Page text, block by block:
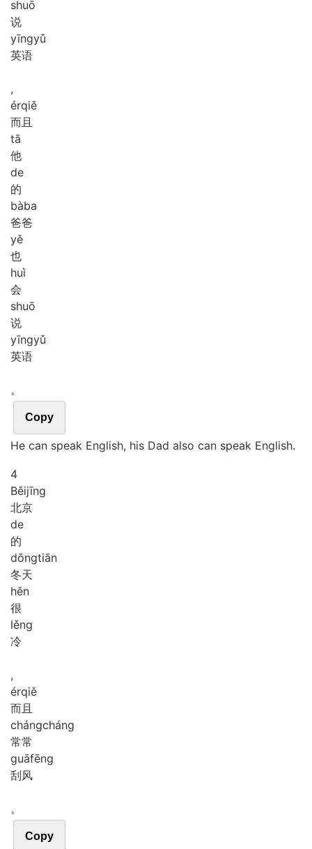
shuō
说
yīngyǔ
英语
,
érqiě
而且
tā
他
de
的
bàba
爸爸
yě
也
huì
会
shuō
说
yīngyǔ
英语
。
Copy
He can speak English, his Dad also can speak English.
4
Běijīng
北京
de
的
dōngtiān
冬天
hěn
很
lěng
冷
,
érqiě
而且
chángcháng
常常
guāfēng
刮风
。
Copy